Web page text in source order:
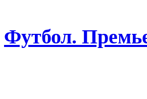
Футбол.